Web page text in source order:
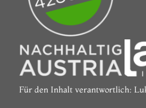
Für den Inhalt verantwortlich: